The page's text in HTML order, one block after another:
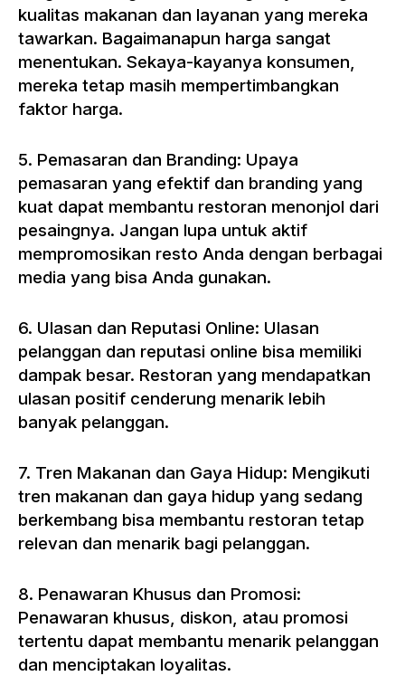
kualitas makanan dan layanan yang mereka
tawarkan. Bagaimanapun harga sangat
menentukan. Sekaya-kayanya konsumen,
mereka tetap masih mempertimbangkan
faktor harga.
5. Pemasaran dan Branding: Upaya
pemasaran yang efektif dan branding yang
kuat dapat membantu restoran menonjol dari
pesaingnya. Jangan lupa untuk aktif
mempromosikan resto Anda dengan berbagai
media yang bisa Anda gunakan.
6. Ulasan dan Reputasi Online: Ulasan
pelanggan dan reputasi online bisa memiliki
dampak besar. Restoran yang mendapatkan
ulasan positif cenderung menarik lebih
banyak pelanggan.
7. Tren Makanan dan Gaya Hidup: Mengikuti
tren makanan dan gaya hidup yang sedang
berkembang bisa membantu restoran tetap
relevan dan menarik bagi pelanggan.
8. Penawaran Khusus dan Promosi:
Penawaran khusus, diskon, atau promosi
tertentu dapat membantu menarik pelanggan
dan menciptakan loyalitas.